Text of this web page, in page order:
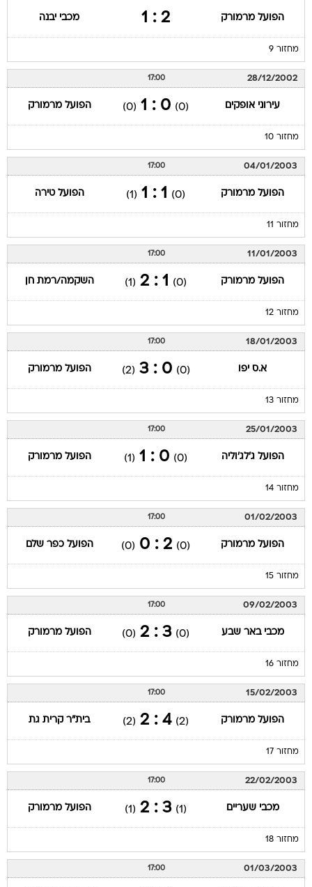
הפועל מרמורק 2 : 1 מכבי יבנה
מחזור 9
28/12/2002
17:00
עירוני אופקים (0)
0 : 1
(0) הפועל מרמורק
מחזור 10
04/01/2003
17:00
הפועל מרמורק (0)
1 : 1
(1) הפועל טירה
מחזור 11
11/01/2003
17:00
הפועל מרמורק (0)
1 : 2
(1) השקמה/רמת חן
מחזור 12
18/01/2003
17:00
א.ס יפו (0)
0 : 3
(2) הפועל מרמורק
מחזור 13
25/01/2003
17:00
הפועל ג'לג'וליה (0)
0 : 1
(1) הפועל מרמורק
מחזור 14
01/02/2003
17:00
הפועל מרמורק (0)
2 : 0
(0) הפועל כפר שלם
מחזור 15
09/02/2003
17:00
מכבי באר שבע (0)
3 : 2
(0) הפועל מרמורק
מחזור 16
15/02/2003
17:00
הפועל מרמורק (2)
4 : 2
(2) בית"ר קרית גת
מחזור 17
22/02/2003
17:00
מכבי שעריים (1)
3 : 2
(1) הפועל מרמורק
מחזור 18
01/03/2003
17:00